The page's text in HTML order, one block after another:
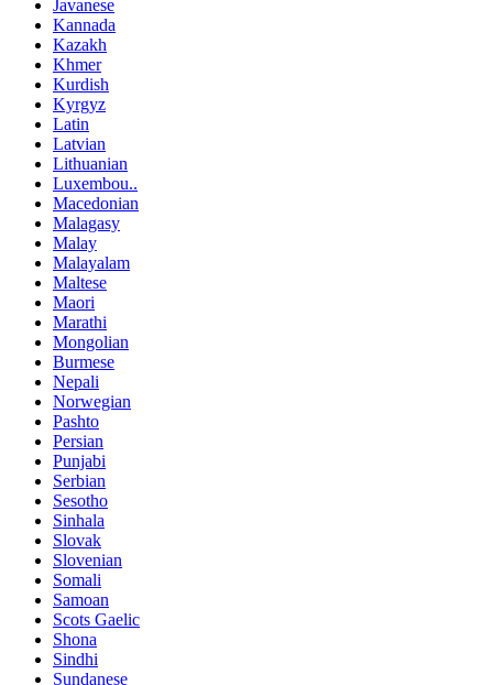
Javanese
Kannada
Kazakh
Khmer
Kurdish
Kyrgyz
Latin
Latvian
Lithuanian
Luxembou..
Macedonian
Malagasy
Malay
Malayalam
Maltese
Maori
Marathi
Mongolian
Burmese
Nepali
Norwegian
Pashto
Persian
Punjabi
Serbian
Sesotho
Sinhala
Slovak
Slovenian
Somali
Samoan
Scots Gaelic
Shona
Sindhi
Sundanese